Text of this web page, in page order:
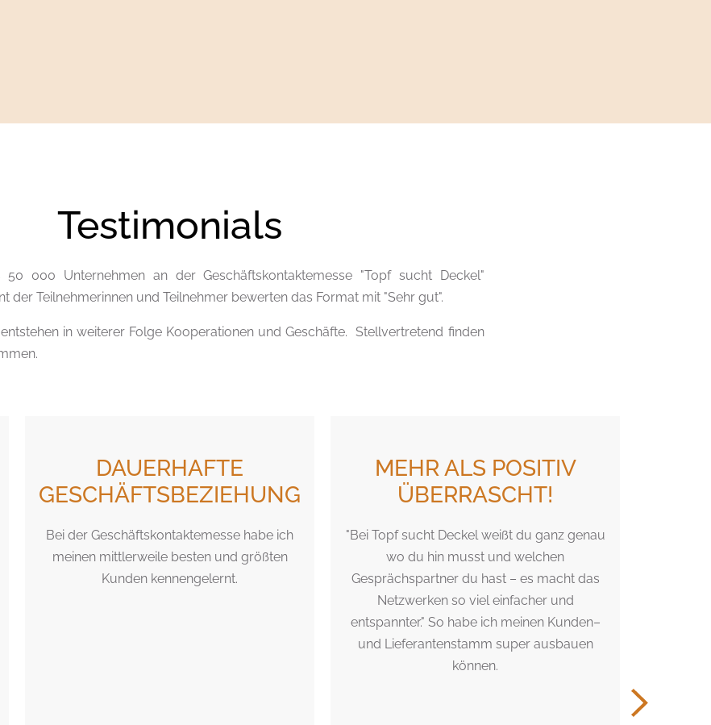
Testimonials
000 Unternehmen an der Geschäftskontaktemesse "Topf sucht Deckel"
der Teilnehmerinnen und Teilnehmer bewerten das Format mit "Sehr gut".
in weiterer Folge Kooperationen und Geschäfte. Stellvertretend finden
DAUERHAFTE
GESCHÄFTSBEZIEHUNG
Bei der Geschäftskontaktemesse habe ich
meinen mittlerweile besten und größten
Kunden kennengelernt.
MEHR ALS POSITIV
ÜBERRASCHT!
"Bei Topf sucht Deckel weißt du ganz genau
wo du hin musst und welchen
Gesprächspartner du hast – es macht das
Netzwerken so viel einfacher und
entspannter." So habe ich meinen Kunden–
und Lieferantenstamm super ausbauen
können.